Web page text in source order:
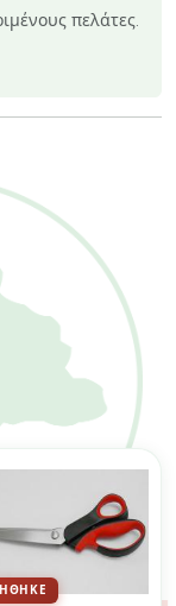
πελάτες.